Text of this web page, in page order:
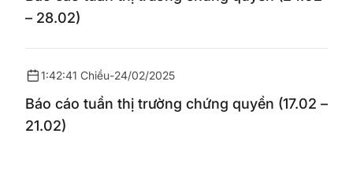
– 28.02)
1:42:41 Chiều-24/02/2025
Báo cáo tuần thị trường chứng quyền (17.02 –
21.02)